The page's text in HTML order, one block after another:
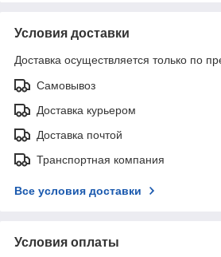
Условия доставки
Доставка осуществляется только по
Самовывоз
Доставка курьером
Доставка почтой
Транспортная компания
Все условия доставки
Условия оплаты